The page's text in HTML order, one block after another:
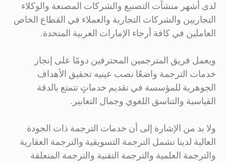
لدى أشهر منشآت التصنيع والشركات المصنعة والوكلاء
التجاريين والشركات التجارية والعملاء في القطاع الخاص
العاملين في كافة أرجاء الإمارات العربية المتحدة.
ويعمل فريق المترجمين المحترفين دومًا على إنجاز
خدمات الترجمة واضعًا نصب عينيه تحقيق الأهداف
الجوهرية للمؤسسة في تقديم خدماتٍ تتمتع بالدقة
القياسية والتناسق اللغوي وجمال التعابير.
ولا بد من الإشارة إلى أن خدمات الترجمة ذات الجودة
العالية لدينا تشمل الترجمة التسويقية والترجمة العقارية
والترجمة العلمية والترجمة التقنية والترجمة المتعلقة